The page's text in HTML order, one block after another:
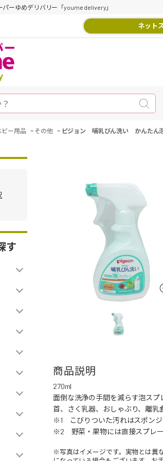
ーゆめデリバリー「youme delivery」
ネット
ビー用品 - その他 - ピジョン 哺乳びん洗い かんたん
す
商品説明
270ml
面倒な洗浄の手間を減らす泡ス
首、さく乳器、おしゃぶり、離
※1 こびりついた汚れはスポンジ
※2 野菜・果物には直接スプレー
※写真はイメージです。実物とは異